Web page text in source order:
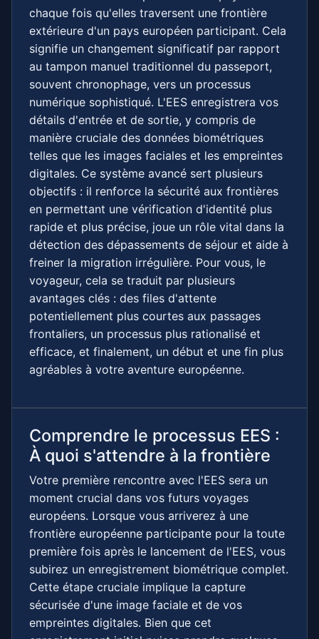
chaque fois qu'elles traversent une frontière
extérieure d'un pays européen participant. Cela
signifie un changement significatif par rapport
au tampon manuel traditionnel du passeport,
souvent chronophage, vers un processus
numérique sophistiqué. L'EES enregistrera vos
détails d'entrée et de sortie, y compris de
manière cruciale des données biométriques
telles que les images faciales et les empreintes
digitales. Ce système avancé sert plusieurs
objectifs : il renforce la sécurité aux frontières
en permettant une vérification d'identité plus
rapide et plus précise, joue un rôle vital dans la
détection des dépassements de séjour et aide à
freiner la migration irrégulière. Pour vous, le
voyageur, cela se traduit par plusieurs
avantages clés : des files d'attente
potentiellement plus courtes aux passages
frontaliers, un processus plus rationalisé et
efficace, et finalement, un début et une fin plus
agréables à votre aventure européenne.
Comprendre le processus EES :
À quoi s'attendre à la frontière
Votre première rencontre avec l'EES sera un
moment crucial dans vos futurs voyages
européens. Lorsque vous arriverez à une
frontière européenne participante pour la toute
première fois après le lancement de l'EES, vous
subirez un enregistrement biométrique complet.
Cette étape cruciale implique la capture
sécurisée d'une image faciale et de vos
empreintes digitales. Bien que cet